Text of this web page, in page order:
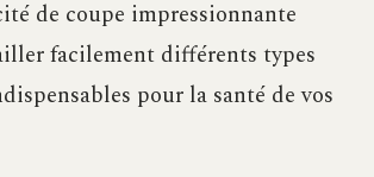
de coupe impressionnante
facilement différents types
pour la santé de vos